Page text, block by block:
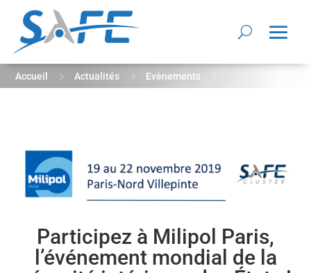
Accueil 5 Actualités 5 Evènements
Participez à Milipol Paris,
l’événement mondial de la